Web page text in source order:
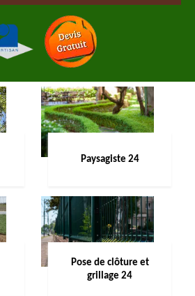
Paysagiste 24
Pose de clôture et
grillage 24